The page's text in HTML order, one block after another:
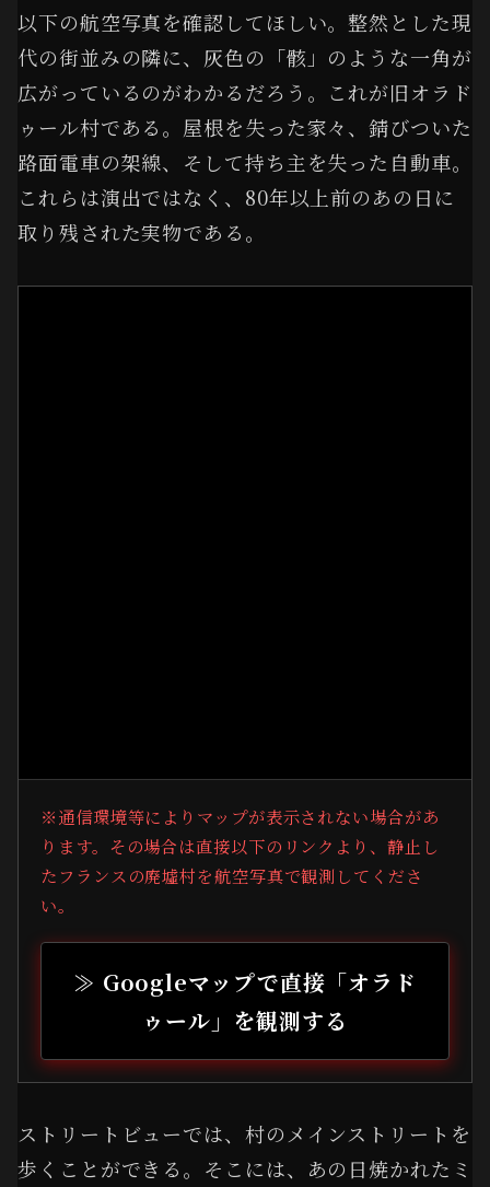
以下の航空写真を確認してほしい。整然とした現
代の街並みの隣に、灰色の「骸」のような一角が
広がっているのがわかるだろう。これが旧オラド
ゥール村である。屋根を失った家々、錆びついた
路面電車の架線、そして持ち主を失った自動車。
これらは演出ではなく、80年以上前のあの日に
取り残された実物である。
※通信環境等によりマップが表示されない場合があ
ります。その場合は直接以下のリンクより、静止し
たフランスの廃墟村を航空写真で観測してくださ
い。
≫ Googleマップで直接「オラド
ゥール」を観測する
ストリートビューでは、村のメインストリートを
歩くことができる。そこには、あの日焼かれたミ